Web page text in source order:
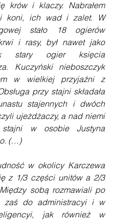
krów i klaczy. Nabrałem
koni, ich wad i zalet. W
stało 18 ogierów
i rasy, był nawet jako
stary ogier księcia
Kuczyński nieboszczyk
w wielkiej przyjaźni z
przy stajni składała
stajennych i dwóch
ujeżdżaczy, a nad niemi
stajni w osobie Justyna
(…)
z 1/3 części unitów a 2/3
sobą rozmawiali po
zaś do administracyi i w
jak również w